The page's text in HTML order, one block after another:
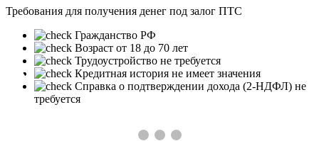
Требования для получения денег под залог ПТС
Гражданство РФ
Возраст от 18 до 70 лет
Трудоустройство не требуется
Кредитная история не имеет значения
Справка о подтверждении дохода (2-НДФЛ) не
требуется
❮